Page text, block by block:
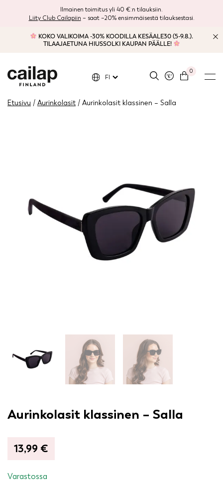
Ilmainen toimitus yli 40 €:n tilauksiin.
Liity Club Cailapiin – saat –20% ensimmäisestä tilauksestasi.
KOKO VALIKOIMA -30% KOODILLA KESÄALE30 (5-9.8.).
TILAAJAETUNA HIUSSOLKI KAUPAN PÄÄLLE!
0
FI
Etusivu / Aurinkolasit / Aurinkolasit klassinen – Salla
Aurinkolasit klassinen – Salla
13,99 €
Varastossa